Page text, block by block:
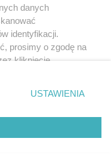
danych
identyfikacji.
prosimy o zgodę na
kliknięcie
prywatności
strony
zgody
się takiemu
zastosowanie tylko
USTAWIENIA